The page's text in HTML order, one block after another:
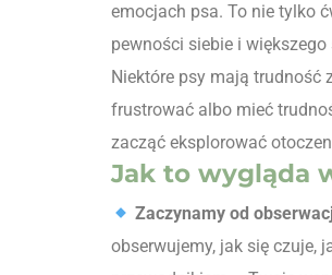
emocjach psa. To nie tylko
pewności siebie i
Niektóre psy mają trudność
frustrować albo mieć
zacząć eksplorować
Jak to wygląda
Zaczynamy od
obserwujemy, jak się czuje,